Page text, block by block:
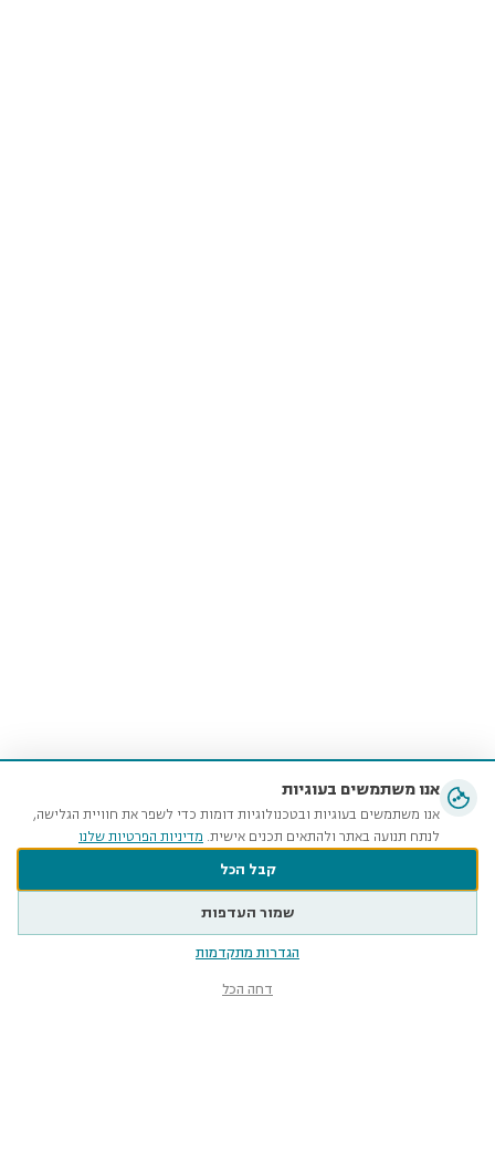
אנו משתמשים בעוגיות
אנו משתמשים בעוגיות ובטכנולוגיות דומות כדי לשפר את חוויית הגלישה,
לנתח תנועה באתר ולהתאים תכנים אישית. מדיניות הפרטיות שלנו
קבל הכל
שמור העדפות
הגדרות מתקדמות
דחה הכל